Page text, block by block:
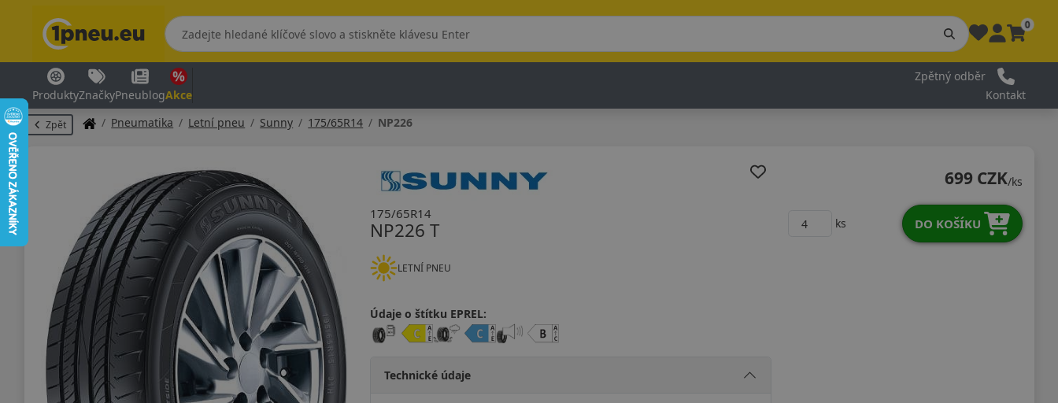
0
ProduktyZnačkyPneublogAkce
Zpětný odběr
Kontakt
Zpět Pneumatika Letní pneu Sunny 175/65R14 NP226
NP226 T
175/65R14
LETNÍ PNEU
Údaje o štítku EPREL:
Technické údaje
699 CZK/ks
ks DO KOŠÍKU